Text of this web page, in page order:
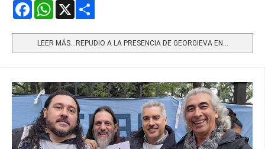
FacebookWhatsApp
LEER MÁS…REPUDIO A LA PRESENCIA DE GEORGIEVA EN...